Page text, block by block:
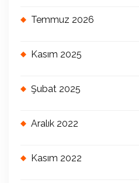
Temmuz 2026
Kasım 2025
Şubat 2025
Aralık 2022
Kasım 2022